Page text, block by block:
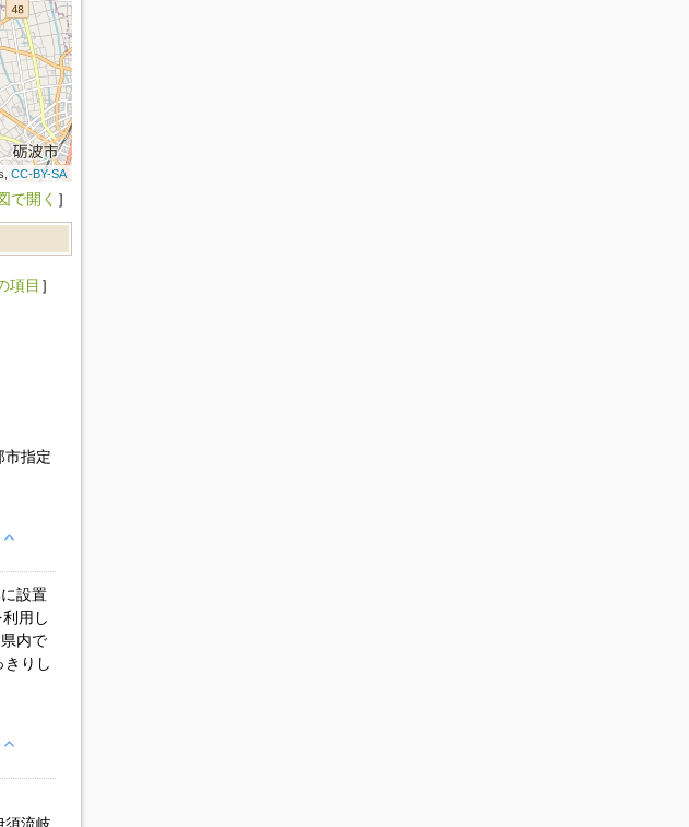
CC-BY-SA
で開く ］
項目 ］
市指定
設置
用し
内で
きりし